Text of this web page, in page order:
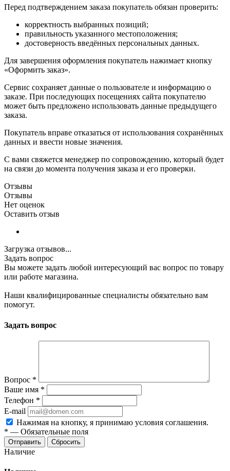
Перед подтверждением заказа покупатель обязан проверить:
корректность выбранных позиций;
правильность указанного местоположения;
достоверность введённых персональных данных.
Для завершения оформления покупатель нажимает кнопку
«Оформить заказ».
Сервис сохраняет данные о пользователе и информацию о
заказе. При последующих посещениях сайта покупателю
может быть предложено использовать данные предыдущего
заказа.
Покупатель вправе отказаться от использования сохранённых
данных и ввести новые значения.
С вами свяжется менеджер по сопровождению, который будет
на связи до момента получения заказа и его проверки.
Отзывы
Отзывы
Нет оценок
Оставить отзыв
Загрузка отзывов...
Задать вопрос
Вы можете задать любой интересующий вас вопрос по товару
или работе магазина.
Наши квалифицированные специалисты обязательно вам
помогут.
Задать вопрос
Вопрос *
Ваше имя *
Телефон *
E-mail
Нажимая на кнопку, я принимаю условия соглашения.
* — Обязательные поля
Отправить Сбросить
Наличие